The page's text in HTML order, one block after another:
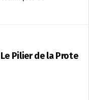
Pilier de la Prote